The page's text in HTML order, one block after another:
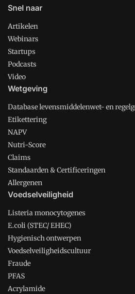
Snel naar
Artikelen
Webinars
Startups
Podcasts
Video
Wetgeving
Database levensmiddelenwet- en
Etikettering
NAPV
Nutri-Score
Claims
Standaarden & Certificeringen
Allergenen
Voedselveiligheid
Listeria monocytogenes
E.coli (STEC/ EHEC)
Hygienisch ontwerpen
Voedselveiligheidscultuur
Fraude
PFAS
Acrylamide